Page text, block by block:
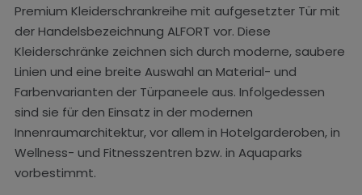
Premium Kleiderschrankreihe mit aufgesetzter Tür mit
der Handelsbezeichnung ALFORT vor. Diese
Kleiderschränke zeichnen sich durch moderne, saubere
Linien und eine breite Auswahl an Material- und
Farbenvarianten der Türpaneele aus. Infolgedessen
sind sie für den Einsatz in der modernen
Innenraumarchitektur, vor allem in Hotelgarderoben, in
Wellness- und Fitnesszentren bzw. in Aquaparks
vorbestimmt.